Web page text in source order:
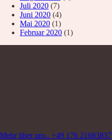
Juli 2020 (7)
Juni 2020 (4)
Mai 2020 (1)
Februar 2020 (1)
Mehr über uns.. +49 176 21683837